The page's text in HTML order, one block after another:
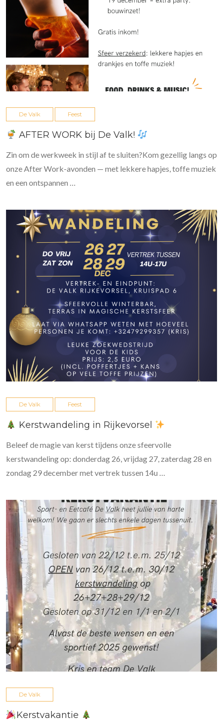
De Valk Feest
AFTER WORK bij De Valk!
Zin om de werkweek in stijl af te sluiten?Kom gezellig langs op
onze After Work-avonden — met lekkere hapjes, toffe muziek
en een ontspannen …
De Valk Feest
Kerstwandeling in Rijkevorsel
Beleef de magie van kerst tijdens onze sfeervolle
kerstwandeling op: donderdag 26, vrijdag 27, zaterdag 28 en
zondag 29 december met vertrek tussen 14u …
De Valk
Kerstvakantie